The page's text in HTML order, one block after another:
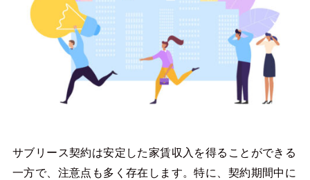
サブリース契約は安定した家賃収入を得ることができる
一方で、注意点も多く存在します。特に、契約期間中に